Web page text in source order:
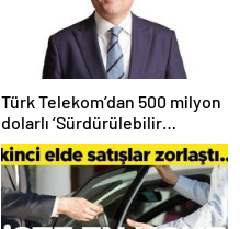
Türk Telekom’dan 500 milyon
dolarlı ‘Sürdürülebilir
Eurobond’ ihracı